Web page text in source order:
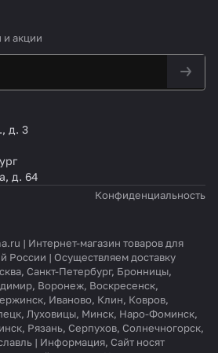
и акции
д. 3
д. 64
Конфиденциальность
| Интернет-магазин товаров для
России | Осуществляем доставку
Санкт-Петербург, Бронницы,
Воронеж, Воскресенск,
Иваново, Клин, Ковров,
Луховицы, Минск, Наро-Фоминск,
Рязань, Серпухов, Солнечногорск,
| Информация, Сайт носят